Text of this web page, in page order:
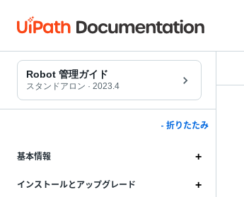
Robot 管理ガイド
スタンドアロン · 2023.4
- 折りたたみ
基本情報
インストールとアップグレード